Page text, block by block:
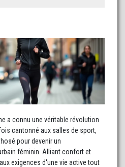
a connu une véritable révolution
cantonné aux salles de sport,
pour devenir un
féminin. Alliant confort et
exigences d'une vie active tout